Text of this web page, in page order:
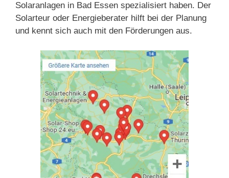
Solaranlagen in Bad Essen spezialisiert haben. Der
Solarteur oder Energieberater hilft bei der Planung
und kennt sich auch mit den Förderungen aus.